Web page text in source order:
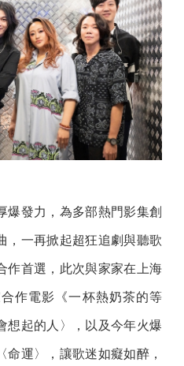
爆發力，為多部熱門影集創
，一再掀起超狂追劇與聽歌
作首選，此次與家家在上海
作電影《一杯熱奶茶的等
想起的人〉，以及今年火爆
運〉，讓歌迷如癡如醉，